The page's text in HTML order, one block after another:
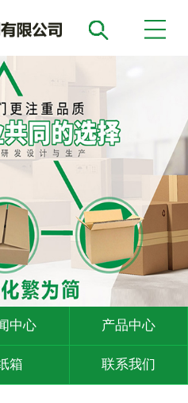
中心 产品中心
箱 联系我们